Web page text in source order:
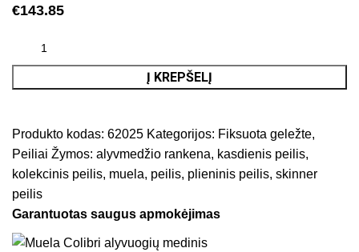
€143.85
Į KREPŠELĮ
Produkto kodas:62025 Kategorijos: Fiksuota geležte,
Peiliai Žymos: alyvmedžio rankena, kasdienis peilis,
kolekcinis peilis, muela, peilis, plieninis peilis, skinner
peilis
Garantuotas saugus apmokėjimas